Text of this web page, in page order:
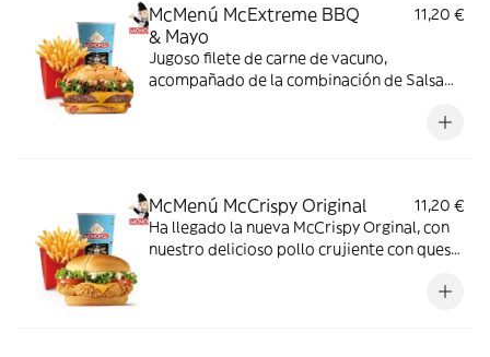
McMenú McExtreme BBQ
& Mayo
11,20 €
Jugoso filete de carne de vacuno,
acompañado de la combinación de Salsa
doble de cheddar, lechuga fresca y tiras de
McMenú McCrispy Original
11,20 €
Ha llegado la nueva McCrispy Orginal, con
nuestro delicioso pollo crujiente con queso
original, crujiente lechuga y tomate fresco.